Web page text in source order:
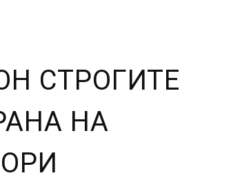
СТРОГИТЕ
НА